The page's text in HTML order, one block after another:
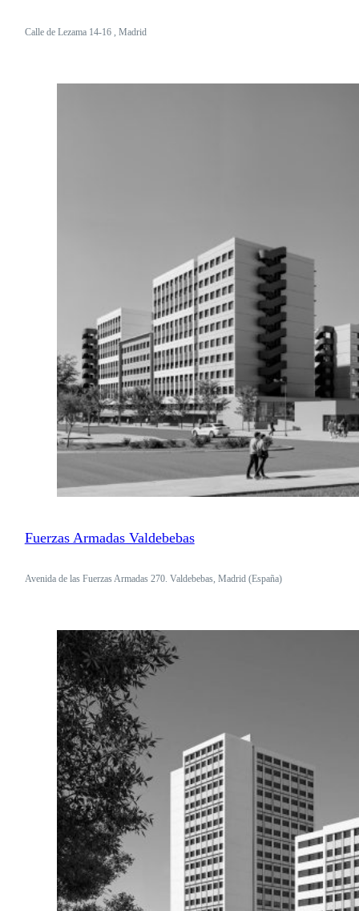
Calle de Lezama 14-16 , Madrid
Fuerzas Armadas Valdebebas
Avenida de las Fuerzas Armadas 270. Valdebebas, Madrid (España)